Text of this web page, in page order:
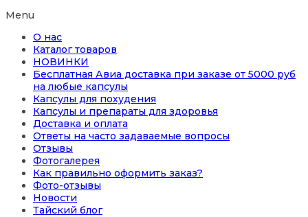
Menu
О нас
Каталог товаров
НОВИНКИ
Бесплатная Авиа доставка при заказе от 5000 руб
на любые капсулы
Капсулы для похудения
Капсулы и препараты для здоровья
Доставка и оплата
Ответы на часто задаваемые вопросы
Отзывы
Фотогалерея
Как правильно оформить заказ?
Фото-отзывы
Новости
Тайский блог